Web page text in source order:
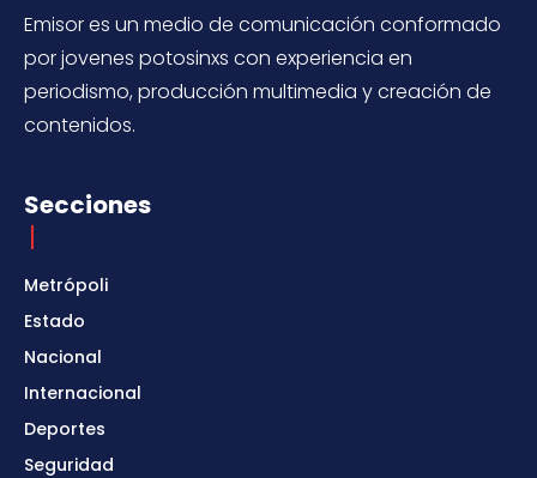
Emisor es un medio de comunicación conformado
por jovenes potosinxs con experiencia en
periodismo, producción multimedia y creación de
contenidos.
Secciones
Metrópoli
Estado
Nacional
Internacional
Deportes
Seguridad